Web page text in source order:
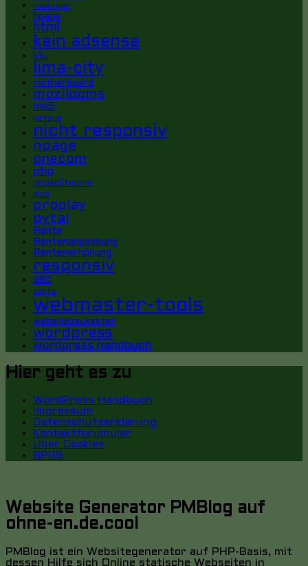
hostinger
hpage
html
kein adsense
kilu
lima-city
motherboard
mozilocms
ms5
netcup
nicht responsiv
npage
onecom
php
phpsqlitecms
pico
proplay
pytal
Rente
Rentenanpassung
Rentenerhöhung
responsiv
SEO
sqlite
webmaster-tools
websitebaukasten
wordpress
wordpress handbuch
Hier geht es zu
WordPress Handbuch
Impressum
Datenschutzerklärung
Kontaktforumular
Über Cookies
BPGS
Website Generator PMBlog auf
ohne-en.de.cool
PMBlog ist ein Websitegenerator auf PHP-Basis, mit
dessen Hilfe sich Online statische Webseiten in